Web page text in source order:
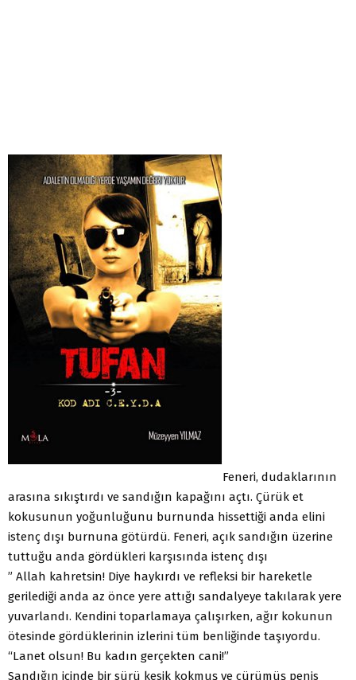
Feneri, dudaklarının
arasına sıkıştırdı ve sandığın kapağını açtı. Çürük et
kokusunun yoğunluğunu burnunda hissettiği anda elini
istenç dışı burnuna götürdü. Feneri, açık sandığın üzerine
tuttuğu anda gördükleri karşısında istenç dışı
” Allah kahretsin! Diye haykırdı ve refleksi bir hareketle
gerilediği anda az önce yere attığı sandalyeye takılarak yere
yuvarlandı. Kendini toparlamaya çalışırken, ağır kokunun
ötesinde gördüklerinin izlerini tüm benliğinde taşıyordu.
“Lanet olsun! Bu kadın gerçekten cani!”
Sandığın içinde bir sürü kesik kokmuş ve çürümüş penis